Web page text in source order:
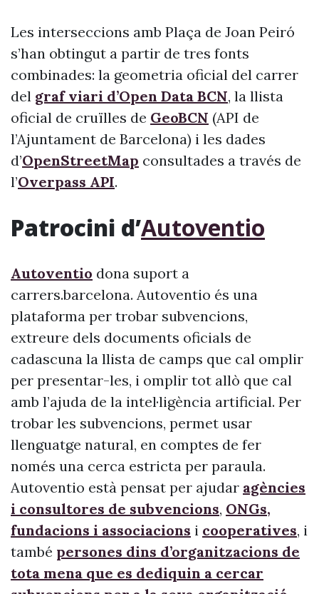
Les interseccions amb Plaça de Joan Peiró
s’han obtingut a partir de tres fonts
combinades: la geometria oficial del carrer
del graf viari d’Open Data BCN, la llista
oficial de cruïlles de GeoBCN (API de
l’Ajuntament de Barcelona) i les dades
d’OpenStreetMap consultades a través de
l’Overpass API.
Patrocini d’Autoventio
Autoventio dona suport a
carrers.barcelona. Autoventio és una
plataforma per trobar subvencions,
extreure dels documents oficials de
cadascuna la llista de camps que cal omplir
per presentar-les, i omplir tot allò que cal
amb l’ajuda de la intel·ligència artificial. Per
trobar les subvencions, permet usar
llenguatge natural, en comptes de fer
només una cerca estricta per paraula.
Autoventio està pensat per ajudar agències
i consultores de subvencions, ONGs,
fundacions i associacions i cooperatives, i
també persones dins d’organitzacions de
tota mena que es dediquin a cercar